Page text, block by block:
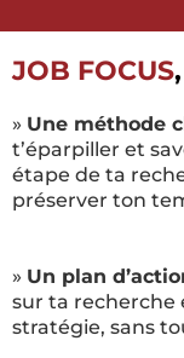
JOB FOCUS
» Une méthode
t’éparpiller et
étape de ta
préserver ton
» Un plan
sur ta recherche
stratégie, sans